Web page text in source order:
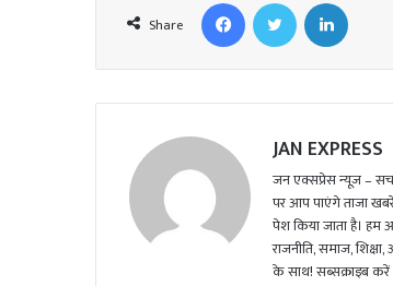
Share
JAN EXPRESS
जन एक्सप्रेस न्यूज़ – सच
पर आप पाएंगे ताजा
पेश किया जाता है।
राजनीति, समाज,
के साथ! सब्सक्राइब